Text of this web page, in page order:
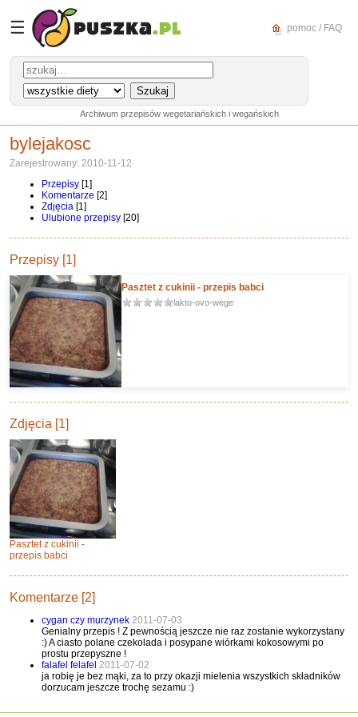
☰ pomoc / FAQ
Archiwum przepisów wegetariańskich i wegańskich
bylejakosc
Zarejestrowany: 2010-11-12
Przepisy [1]
Komentarze [2]
Zdjęcia [1]
Ulubione przepisy [20]
Przepisy [1]
Pasztet z cukinii - przepis babci
lakto-ovo-wege
Zdjęcia [1]
Pasztet z cukinii -
przepis babci
Komentarze [2]
cygan czy murzynek 2011-07-03
Genialny przepis ! Z pewnością jeszcze nie raz zostanie wykorzystany
:) A ciasto polane czekolada i posypane wiórkami kokosowymi po
prostu przepyszne !
falafel felafel 2011-07-02
ja robię je bez mąki, za to przy okazji mielenia wszystkich składników
dorzucam jeszcze trochę sezamu :)